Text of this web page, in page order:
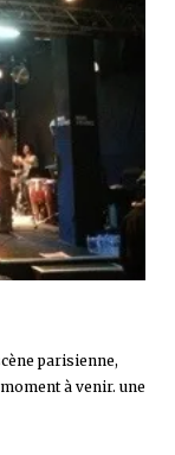
parisienne,
à venir. une